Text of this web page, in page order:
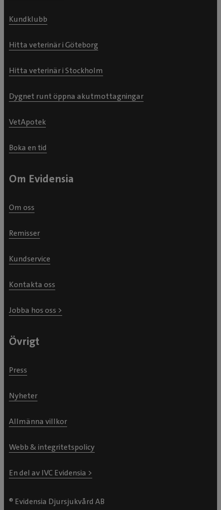
Kundklubb
Hitta veterinär i Göteborg
Hitta veterinär i Stockholm
Dygnet runt öppna akutmottagningar
VetApotek
Boka en tid
Om Evidensia
Om oss
Remisser
Kundservice
Kontakta oss
Jobba hos oss >
Övrigt
Press
Nyheter
Allmänna villkor
Webb & integritetspolicy
En del av IVC Evidensia >
® Evidensia Djursjukvård AB